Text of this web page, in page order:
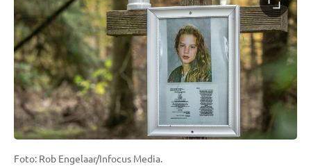
Foto: Rob Engelaar/Infocus Media.